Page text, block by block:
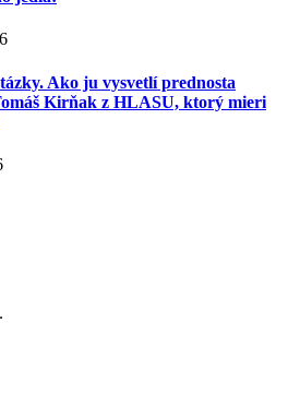
Ako ju vysvetlí prednosta
Kirňak z HLASU, ktorý mieri